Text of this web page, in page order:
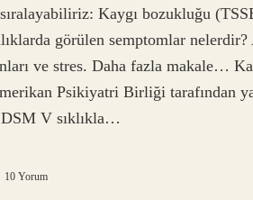
Kaygı bozukluğu
görülen semptomlar
ve stres. Daha fazla makale… Kaç
Psikiyatri Birliği tarafından
V sıklıkla…
10 Yorum